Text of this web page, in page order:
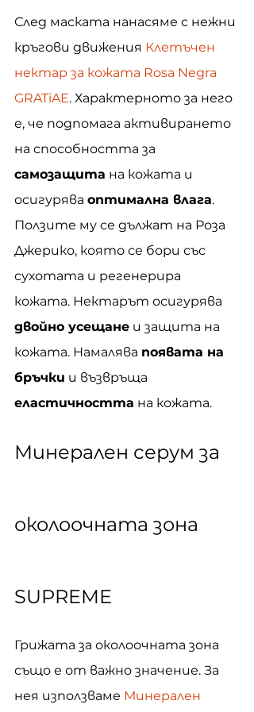
След маската нанасяме с нежни
кръгови движения Клетъчен
нектар за кожата Rosa Negra
GRATiAE. Характерното за него
е, че подпомага активирането
на способността за
самозащита на кожата и
осигурява оптимална влага.
Ползите му се дължат на Роза
Джерико, която се бори със
сухотата и регенерира
кожата. Нектарът осигурява
двойно усещане и защита на
кожата. Намалява появата на
бръчки и възвръща
еластичността на кожата.
Минералeн серум за
околоочната зона
SUPREME
Грижата за околоочната зона
също е от важно значение. За
нея използваме Минерален